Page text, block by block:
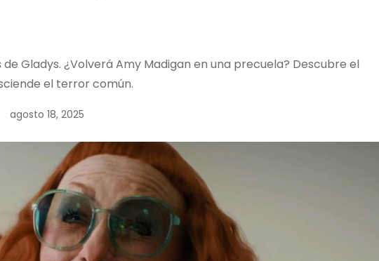
Gladys. ¿Volverá Amy Madigan en una precuela? Descubre el
el terror común.
agosto 18, 2025